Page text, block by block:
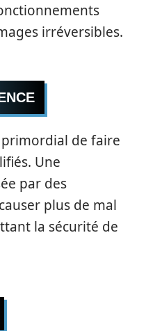
irréversibles.
primordial de faire
Une
par des
plus de mal
la sécurité de